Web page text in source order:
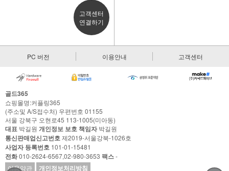
고객센터
연결하기
PC 버전 이용안내 고객센터
골드365
쇼핑몰명:커플링365
(주소및 A/S접수처) 우편번호 01155
서울 강북구 오현로45 113-1005(미아동)
대표 박길원 개인정보 보호 책임자박길원
통신판매업신고번호제2019-서울강북-1026호
사업자 등록번호 101-01-15481
전화010-2624-6567,02-980-3653 팩스-
이용약관
개인정보처리방침